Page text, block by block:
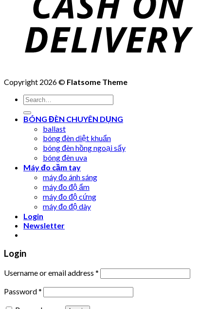
Copyright 2026 © Flatsome Theme
Search
for:
BÓNG ĐÈN CHUYÊN DỤNG
ballast
bóng đèn diệt khuẩn
bóng đèn hồng ngoại sấy
bóng đèn uva
Máy đo cầm tay
máy đo ánh sáng
máy đo độ ẩm
máy đo độ cứng
máy đo độ dày
Login
Newsletter
Login
Username or email address *
Password*